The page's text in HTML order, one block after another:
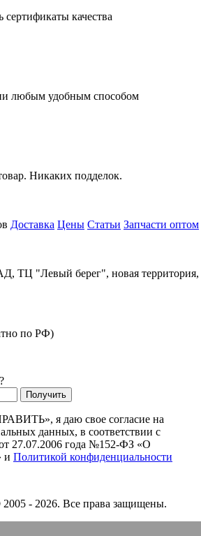
качества
любым удобным способом
Никаких подделок.
Доставка Цены Статьи Запчасти оптом
ТЦ "Левый берег", новая территория,
по РФ)
я даю свое согласие на
данных, в соответствии с
27.07.2006 года №152-ФЗ «О
и Политикой конфиденциальности
- 2026. Все права защищены.